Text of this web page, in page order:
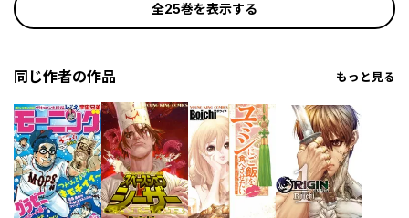
全25巻を表示する
同じ作者の作品 もっと見る